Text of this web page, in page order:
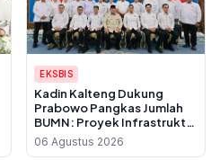
EKSBIS
Kadin Kalteng Dukung
Prabowo Pangkas Jumlah
BUMN: Proyek Infrastruktur
Sering Disubkon, UMKM
Daerah Jadi Korban
06 Agustus 2026